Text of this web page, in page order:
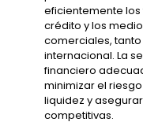
eficientemente
crédito y los
comerciales,
internacional. La
financiero
minimizar el
liquidez y
competitivas.